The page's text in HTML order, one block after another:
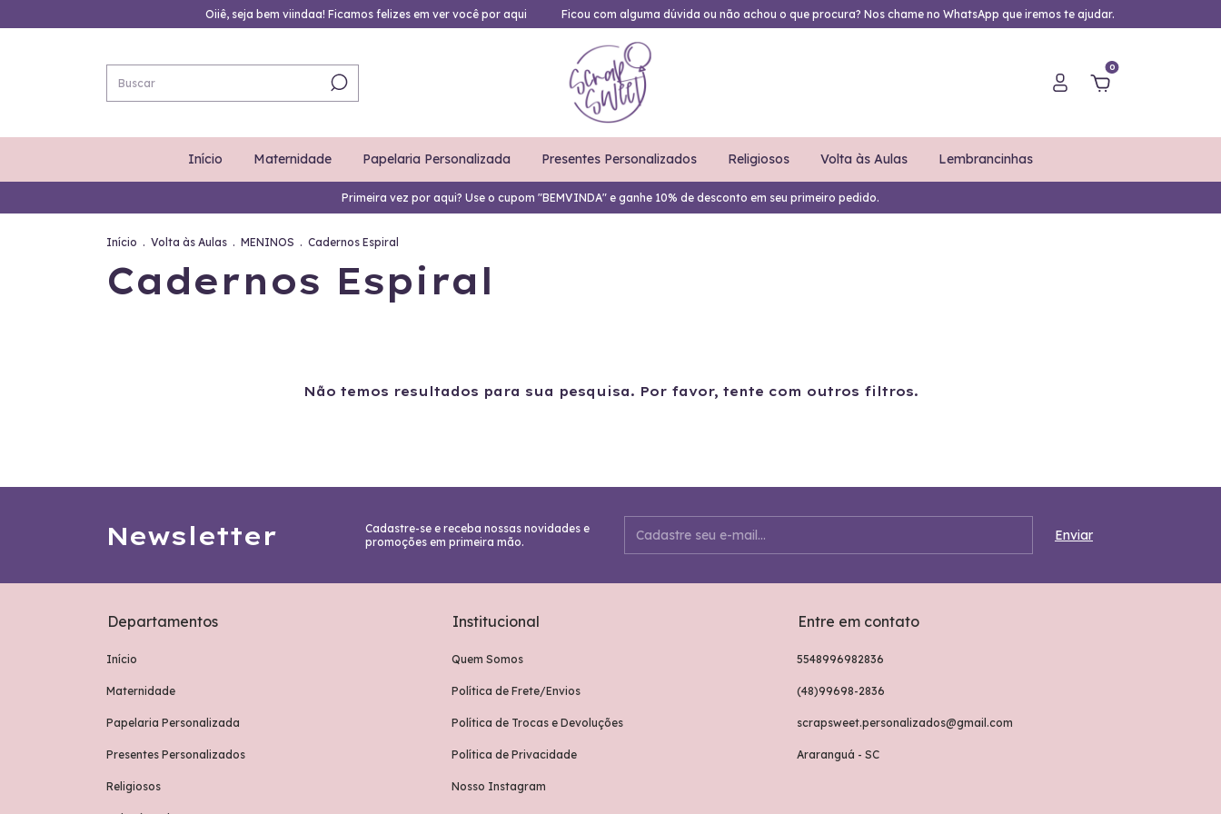
Oiiê, seja bem viindaa! Ficamos felizes em ver você por aqui Ficou com alguma dúvida ou não achou o que procura? Nos chame no WhatsApp que iremos te ajudar.
0
Início Maternidade Papelaria Personalizada Presentes Personalizados Religiosos Volta às Aulas Lembrancinhas
Primeira vez por aqui? Use o cupom "BEMVINDA" e ganhe 10% de desconto em seu primeiro pedido.
Início . Volta às Aulas . MENINOS . Cadernos Espiral
Cadernos Espiral
Não temos resultados para sua pesquisa. Por favor, tente com outros filtros.
Newsletter
Cadastre-se e receba nossas novidades e
promoções em primeira mão.
Departamentos
Início
Maternidade
Papelaria Personalizada
Presentes Personalizados
Religiosos
Institucional
Quem Somos
Política de Frete/Envios
Política de Trocas e Devoluções
Política de Privacidade
Nosso Instagram
Entre em contato
5548996982836
(48)99698-2836
scrapsweet.personalizados@gmail.com
Araranguá - SC